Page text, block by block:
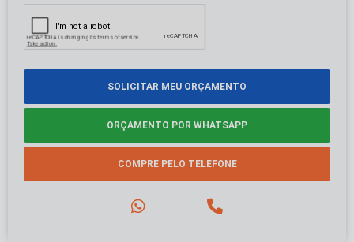
SOLICITAR MEU ORÇAMENTO
ORÇAMENTO POR WHATSAPP
COMPRE PELO TELEFONE